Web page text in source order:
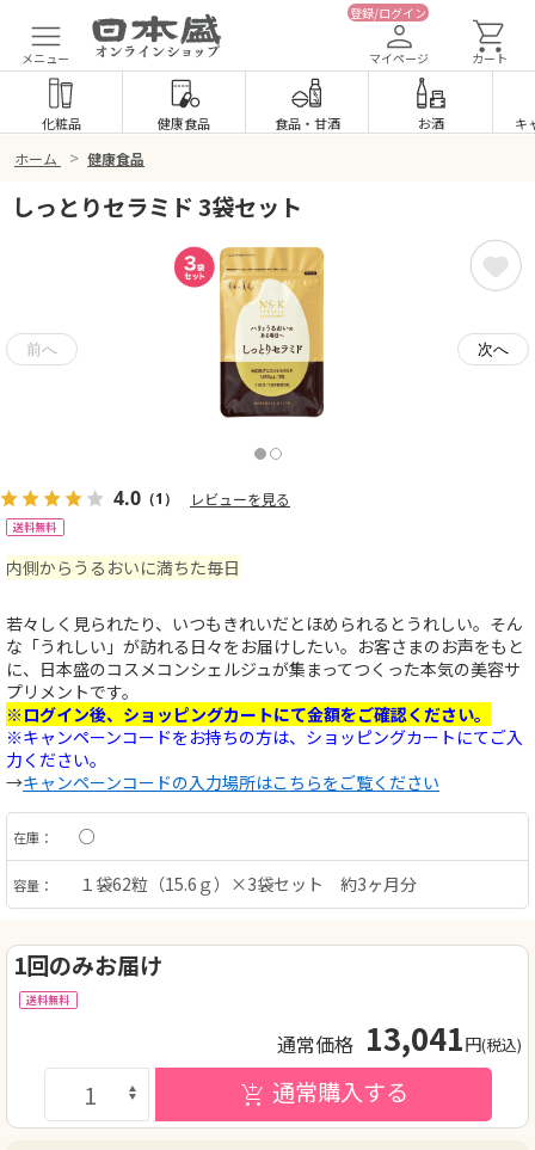
メニュー
登録/ログイン
マイページ カート
化粧品 健康食品 食品・ 甘酒 お酒 キ
ホーム > 健康食品
しっとりセラミド 3袋セット
4.0 （1） レビューを見る
送料無料
内側からうるおいに満ちた毎日
若々しく見られたり、いつもきれいだとほめられるとうれしい。そん
な「うれしい」が訪れる日々をお届けしたい。お客さまのお声をもと
に、日本盛のコスメコンシェルジュが集まってつくった本気の美容サ
プリメントです。
※ログイン後、ショッピングカートにて金額をご確認ください。
※キャンペーンコードをお持ちの方は、ショッピングカートにてご入
力ください。
→キャンペーンコードの入力場所はこちらをご覧ください
在庫： ○
容量： １袋62粒（15.6ｇ）×3袋セット 約3ヶ月分
1回のみお届け
送料無料
通常価格 13,041円(税込)
通常購入する